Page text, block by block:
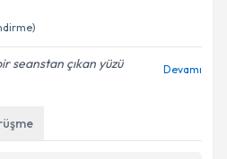
seanstan çıkan yüzü
Devamı